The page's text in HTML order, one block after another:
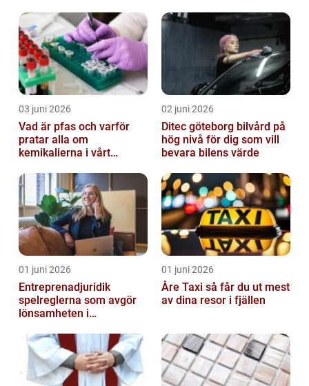
03 juni 2026
Vad är pfas och varför
pratar alla om
kemikalierna i vårt
02 juni 2026
Ditec göteborg bilvård på
hög nivå för dig som vill
bevara bilens värde
01 juni 2026
Entreprenadjuridik
spelreglerna som avgör
lönsamheten i
01 juni 2026
Åre Taxi så får du ut mest
av dina resor i fjällen